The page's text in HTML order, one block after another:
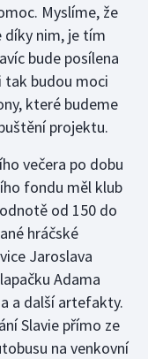
Myslíme, že
díky nim, je tím
bude posílena
tak budou moci
které budeme
projektu.
večera po dobu
fondu měl klub
od 150 do
hráčské
Jaroslava
Adama
a další artefakty.
Slavie přímo ze
na venkovní